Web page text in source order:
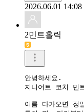
2026.06.01 14:08
2민트홀릭
안녕하세요.
지니어트 코치 민
여름 다가오면 정